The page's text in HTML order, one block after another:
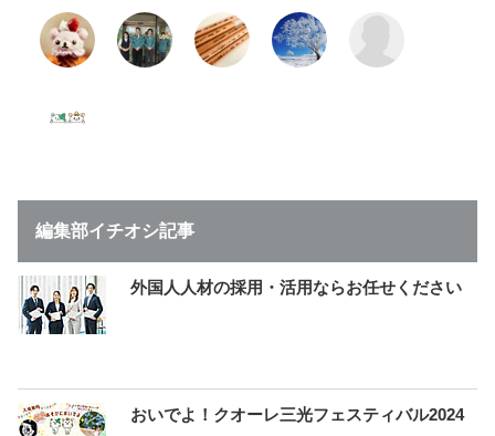
編集部イチオシ記事
外国人人材の採用・活用ならお任せください
おいでよ！クオーレ三光フェスティバル2024